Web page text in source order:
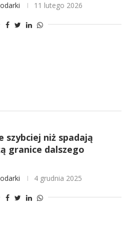
11 lutego 2026
niż spadają
granice dalszego
4 grudnia 2025